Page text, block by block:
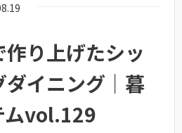
り上げたシッ
イニング｜暮
ムvol.129